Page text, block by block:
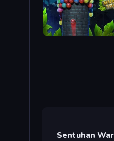
Bubble Tower 3D
Sentuhan